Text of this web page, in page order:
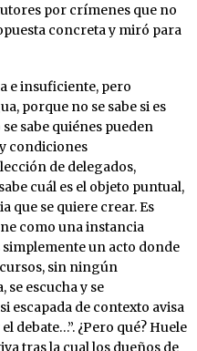
por crímenes que no
concreta y miró para
e insuficiente, pero
porque no se sabe si es
sabe quiénes pueden
condiciones
de delegados,
cuál es el objeto puntual,
que se quiere crear. Es
como una instancia
un acto donde
sin ningún
escucha y se
escapada de contexto avisa
debate…”. ¿Pero qué? Huele
tras la cual los dueños de